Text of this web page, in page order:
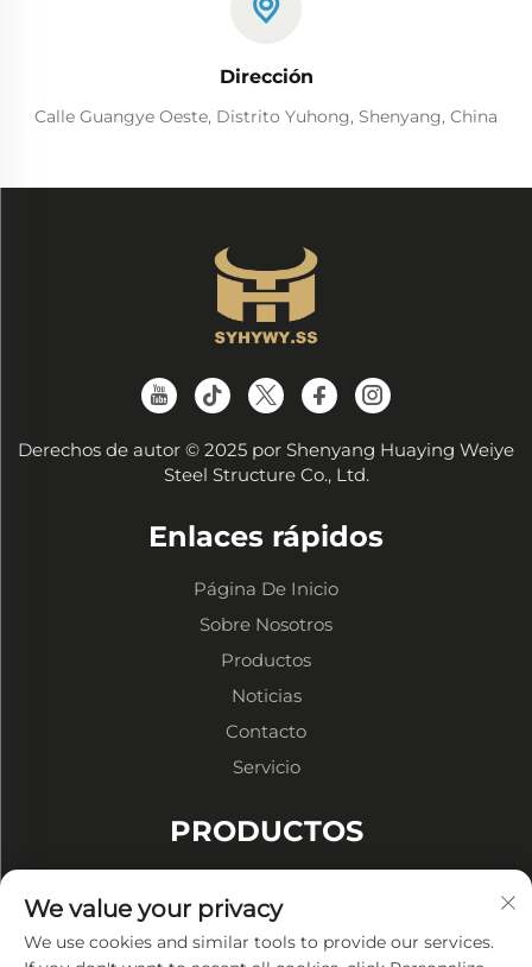
Dirección
Calle Guangye Oeste, Distrito Yuhong, Shenyang, China
Derechos de autor © 2025 por Shenyang Huaying Weiye
Steel Structure Co., Ltd.
Enlaces rápidos
Página De Inicio
Sobre Nosotros
Productos
Noticias
Contacto
Servicio
PRODUCTOS
Talleres de Estructuras Metálicas
Edificios de Estructura Metálica
We value your privacy
We use cookies and similar tools to provide our services.